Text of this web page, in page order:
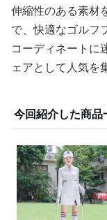
伸縮性のある素材
で、快適なゴルフ
コーディネートに
ェアとして人気を
今回紹介した商品